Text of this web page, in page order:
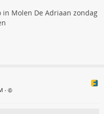
Molen De Adriaan zondag
•